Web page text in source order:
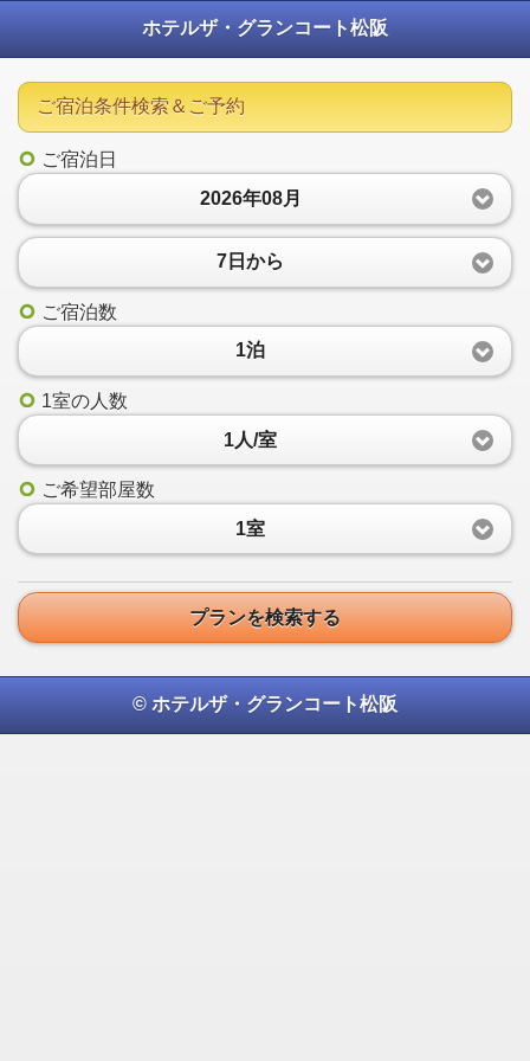
ホテルザ・グランコート松阪
ご宿泊条件検索＆ご予約
ご宿泊日
2026年08月
7日から
ご宿泊数
1泊
1室の人数
1人/室
ご希望部屋数
1室
プランを検索する
© ホテルザ・グランコート松阪